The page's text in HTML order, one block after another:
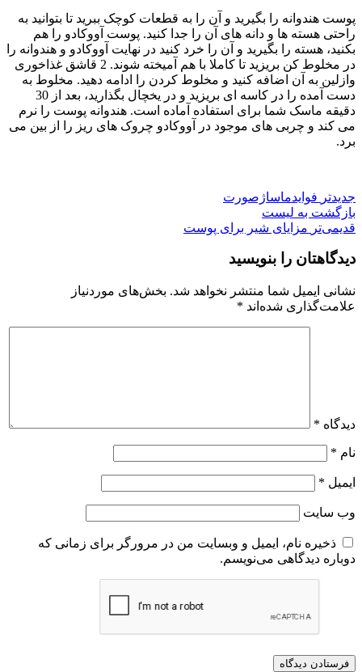
پوست هندوانه را بگیرید و آن را به قطعات کوچک ببرید تا بتوانید به
راحتی هسته ها و دانه های آن را جدا کنید. پوست آووکادو را هم
بکنید، هسته را بگیرید و آن را خرد کنید در نهایت آووکادو و هندوانه را
در مخلوط کن بریزید تا کاملا با هم آمیخته شوند. 2 قاشق غذاخوری
وازلین به آن اضافه کنید و مخلوط کردن را ادامه دهید. مخلوط به
دست آمده را در کاسه ای بریزید و در یخچال بگذارید، بعد از 30
دقیقه ماسک شما برای استفاده آماده است. هندوانه پوست را نرم
می کند و چربی های موجود در آووکادو چروک های ریز را از بین می
برد.
جدیدتر فوایدماساژصورت
بازگشت به لیست
قدیمی‌تر مزایای شیر برای پوست
دیدگاهتان را بنویسید
نشانی ایمیل شما منتشر نخواهد شد. بخش‌های موردنیاز
علامت‌گذاری شده‌اند *
دیدگاه *
نام *
ایمیل *
وب‌ سایت
ذخیره نام، ایمیل و وبسایت من در مرورگر برای زمانی که
دوباره دیدگاهی می‌نویسم.